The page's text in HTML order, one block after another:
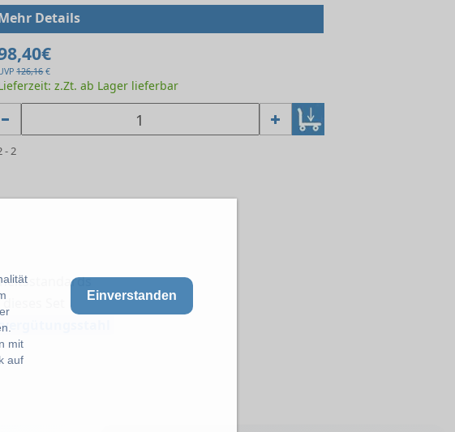
mit
auf
Einverstanden
Details
126,16€
z.Zt. ab Lager lieferbar
- 2
Set